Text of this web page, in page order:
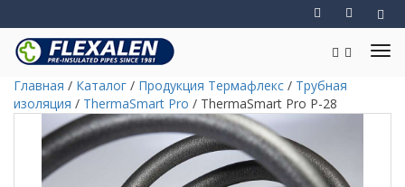
Главная / Каталог / Продукция Термафлекс / Трубная
изоляция / ThermaSmart Pro / ThermaSmart Pro P-28